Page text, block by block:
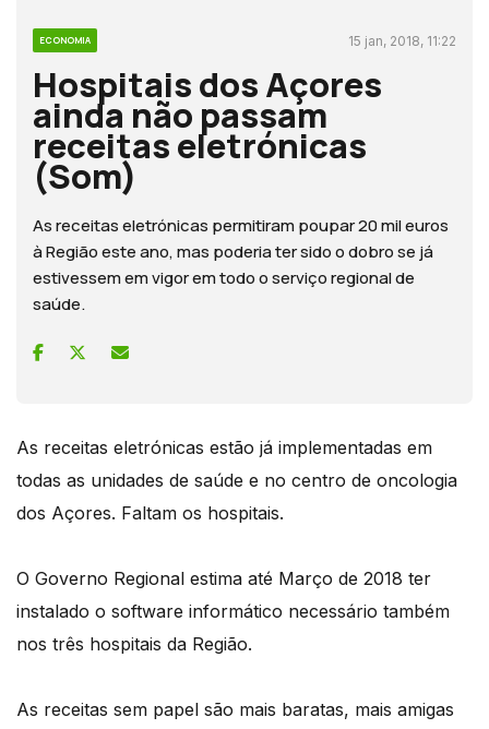
ECONOMIA 15 jan, 2018, 11:22
Hospitais dos Açores
ainda não passam
receitas eletrónicas
(Som)
As receitas eletrónicas permitiram poupar 20 mil euros
à Região este ano, mas poderia ter sido o dobro se já
estivessem em vigor em todo o serviço regional de
saúde.
As receitas eletrónicas estão já implementadas em
todas as unidades de saúde e no centro de oncologia
dos Açores. Faltam os hospitais.
O Governo Regional estima até Março de 2018 ter
instalado o software informático necessário também
nos três hospitais da Região.
As receitas sem papel são mais baratas, mais amigas